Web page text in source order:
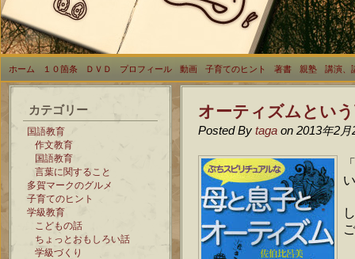
ホーム １０箇条 ＤＶＤ プロフィール 動画 子育てのヒント 著書 親塾 講演、
カテゴリー
国語教育
作文教育
国語教育
言葉に関すること
多賀マークのグルメ
子育てのヒント
学級教育
こどもの話
ちょっとおもしろい話
学級づくり
オーティズムとい
Posted By taga on 2013年2月